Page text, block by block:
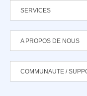
SERVICES
A PROPOS DE NOUS
COMMUNAUTE /